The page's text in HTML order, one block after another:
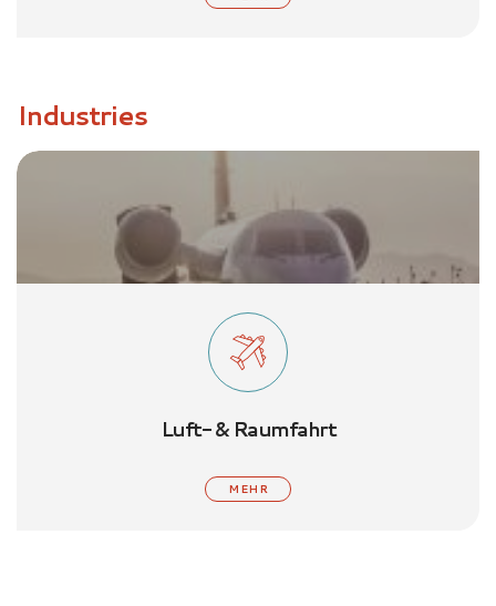
Industries
Luft- & Raumfahrt
MEHR